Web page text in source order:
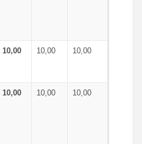
10,00 10,00 10,00
10,00 10,00 10,00